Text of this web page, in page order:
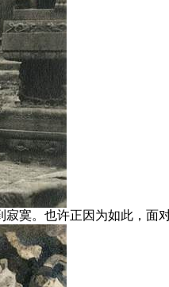
寞。也许正因为如此，面